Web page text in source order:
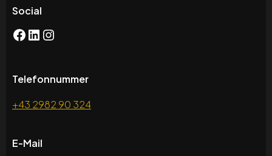
Social
Telefonnummer
+43 2982 90 324
E-Mail